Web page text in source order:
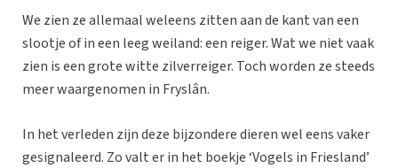
We zien ze allemaal weleens zitten aan de kant van een
slootje of in een leeg weiland: een reiger. Wat we niet vaak
zien is een grote witte zilverreiger. Toch worden ze steeds
meer waargenomen in Fryslân.
In het verleden zijn deze bijzondere dieren wel eens vaker
gesignaleerd. Zo valt er in het boekje ‘Vogels in Friesland’